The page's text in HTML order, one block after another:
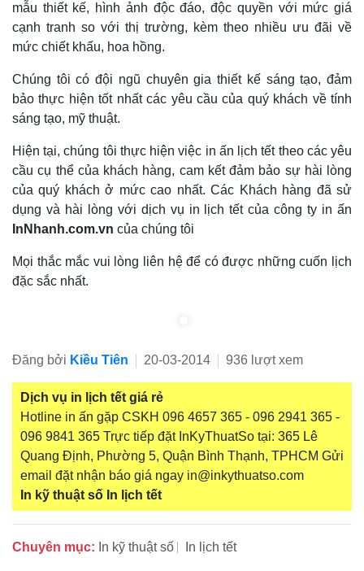
mẫu thiết kế, hình ảnh độc đáo, độc quyền với mức giá
cạnh tranh so với thị trường, kèm theo nhiều ưu đãi về
mức chiết khấu, hoa hồng.
Chúng tôi có đội ngũ chuyên gia thiết kế sáng tạo, đảm
bảo thực hiện tốt nhất các yêu cầu của quý khách về tính
sáng tạo, mỹ thuật.
Hiện tại, chúng tôi thực hiện việc in ấn lịch tết theo các yêu
cầu cụ thể của khách hàng, cam kết đảm bảo sự hài lòng
của quý khách ở mức cao nhất. Các Khách hàng đã sử
dụng và hài lòng với dịch vụ in lịch tết của công ty in ấn
InNhanh.com.vn của chúng tôi
Mọi thắc mắc vui lòng liên hệ để có được những cuốn lịch
đặc sắc nhất.
Đăng bởi Kiều Tiên 20-03-2014 936 lượt xem
Dịch vụ in lịch tết giá rẻ
Hotline in ấn gặp CSKH 096 4657 365 - 096 2941 365 -
096 9841 365 Trực tiếp đặt InKyThuatSo tại: 365 Lê
Quang Định, Phường 5, Quận Bình Thạnh, TPHCM Gửi
email đặt nhận báo giá ngay in@inkythuatso.com
In kỹ thuật số In lịch tết
Chuyên mục: In kỹ thuật số In lịch tết